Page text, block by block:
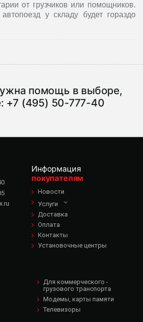
от грузчиков или помощников.
у складу будет гораздо
помощь в выборе,
+7 (495) 50-777-40
Информация
покупателям
Новости
Услуги
Доставка
Оплата
Контакты
Установочные центры
Для коммерческого -
грузового транспорта
Модемы, карты памяти
Телевизоры